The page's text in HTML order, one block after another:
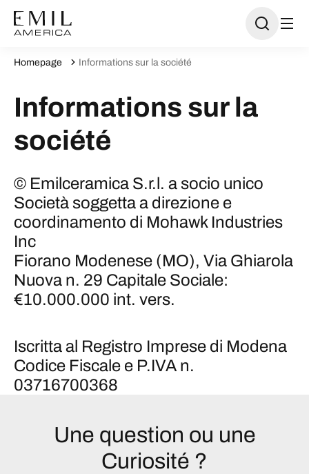
Homepage Informations sur la société
Informations sur la
société
© Emilceramica S.r.l. a socio unico
Società soggetta a direzione e
coordinamento di Mohawk Industries
Inc
Fiorano Modenese (MO), Via Ghiarola
Nuova n. 29 Capitale Sociale:
€10.000.000 int. vers.
Iscritta al Registro Imprese di Modena
Codice Fiscale e P.IVA n.
03716700368
Une question ou une
Curiosité ?